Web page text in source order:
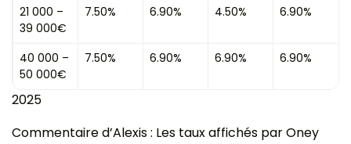
21 000 –
39 000€
7.50% 6.90% 4.50% 6.90%
40 000 –
50 000€
7.50% 6.90% 6.90% 6.90%
2025
Commentaire d’Alexis : Les taux affichés par Oney